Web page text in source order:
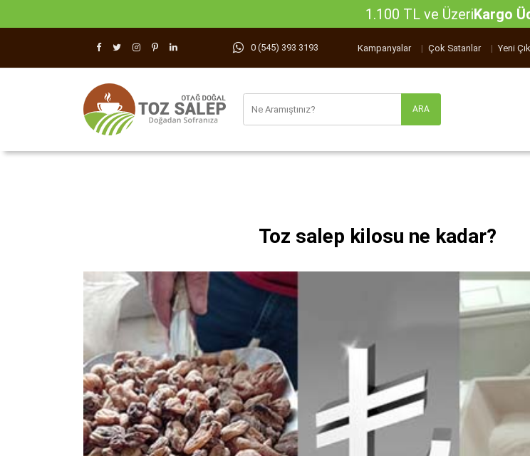
1.100 TL ve ÜzeriKargo
0 (545) 393 3193 Kampanyalar | Çok Satanlar | Yeni
Toz salep kilosu ne kadar?